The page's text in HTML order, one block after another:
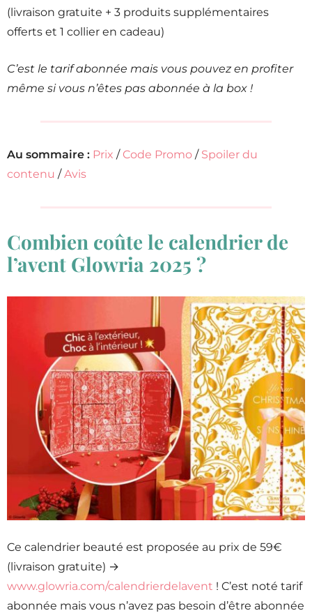
(livraison gratuite + 3 produits supplémentaires
offerts et 1 collier en cadeau)
C’est le tarif abonnée mais vous pouvez en profiter
même si vous n’êtes pas abonnée à la box !
Au sommaire : Prix / Code Promo / Spoiler du
contenu /Avis
Combien coûte le calendrier de
l’avent Glowria 2025 ?
Ce calendrier beauté est proposée au prix de 59€
(livraison gratuite) →
www.glowria.com/calendrierdelavent ! C’est noté tarif
abonnée mais vous n’avez pas besoin d’être abonnée